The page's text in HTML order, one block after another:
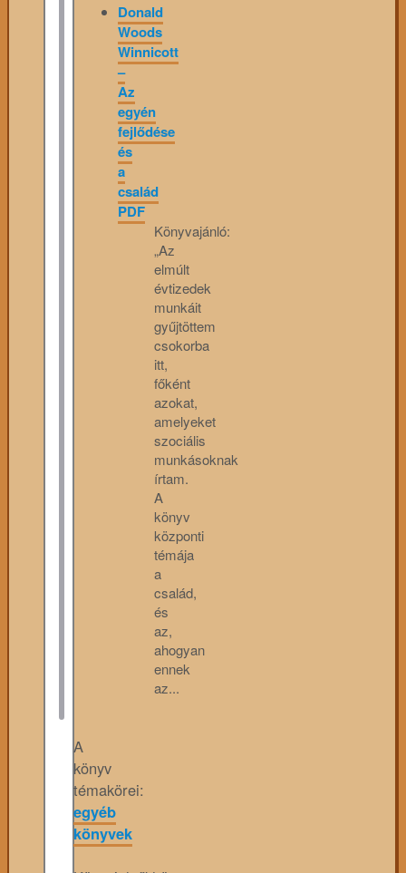
Donald
Woods
Winnicott
–
Az
egyén
fejlődése
és
a
család
PDF
Könyvajánló:
„Az
elmúlt
évtizedek
munkáit
gyűjtöttem
csokorba
itt,
főként
azokat,
amelyeket
szociális
munkásoknak
írtam.
A
könyv
központi
témája
a
család,
és
az,
ahogyan
ennek
az...
A
könyv
témakörei:
egyéb
könyvek